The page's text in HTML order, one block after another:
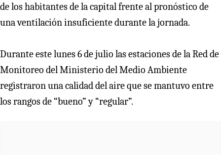
de los habitantes de la capital frente al pronóstico de
una ventilación insuficiente durante la jornada.
Durante este lunes 6 de julio las estaciones de la Red de
Monitoreo del Ministerio del Medio Ambiente
registraron una calidad del aire que se mantuvo entre
los rangos de “bueno” y “regular”.